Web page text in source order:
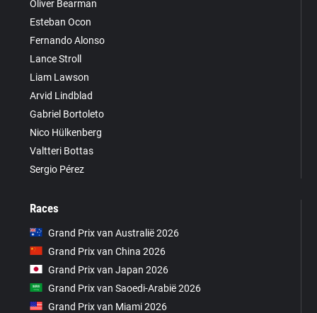
Oliver Bearman
Esteban Ocon
Fernando Alonso
Lance Stroll
Liam Lawson
Arvid Lindblad
Gabriel Bortoleto
Nico Hülkenberg
Valtteri Bottas
Sergio Pérez
Races
Grand Prix van Australië 2026
Grand Prix van China 2026
Grand Prix van Japan 2026
Grand Prix van Saoedi-Arabië 2026
Grand Prix van Miami 2026